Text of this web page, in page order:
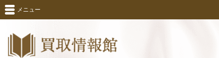
メニュー